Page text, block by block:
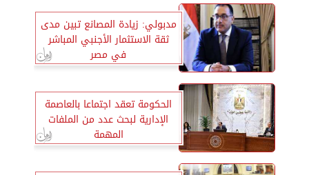
مدبولي: زيادة المصانع تبين مدى
ثقة الاستثمار الأجنبي المباشر
في مصر
الحكومة تعقد اجتماعا بالعاصمة
الإدارية لبحث عدد من الملفات
المهمة